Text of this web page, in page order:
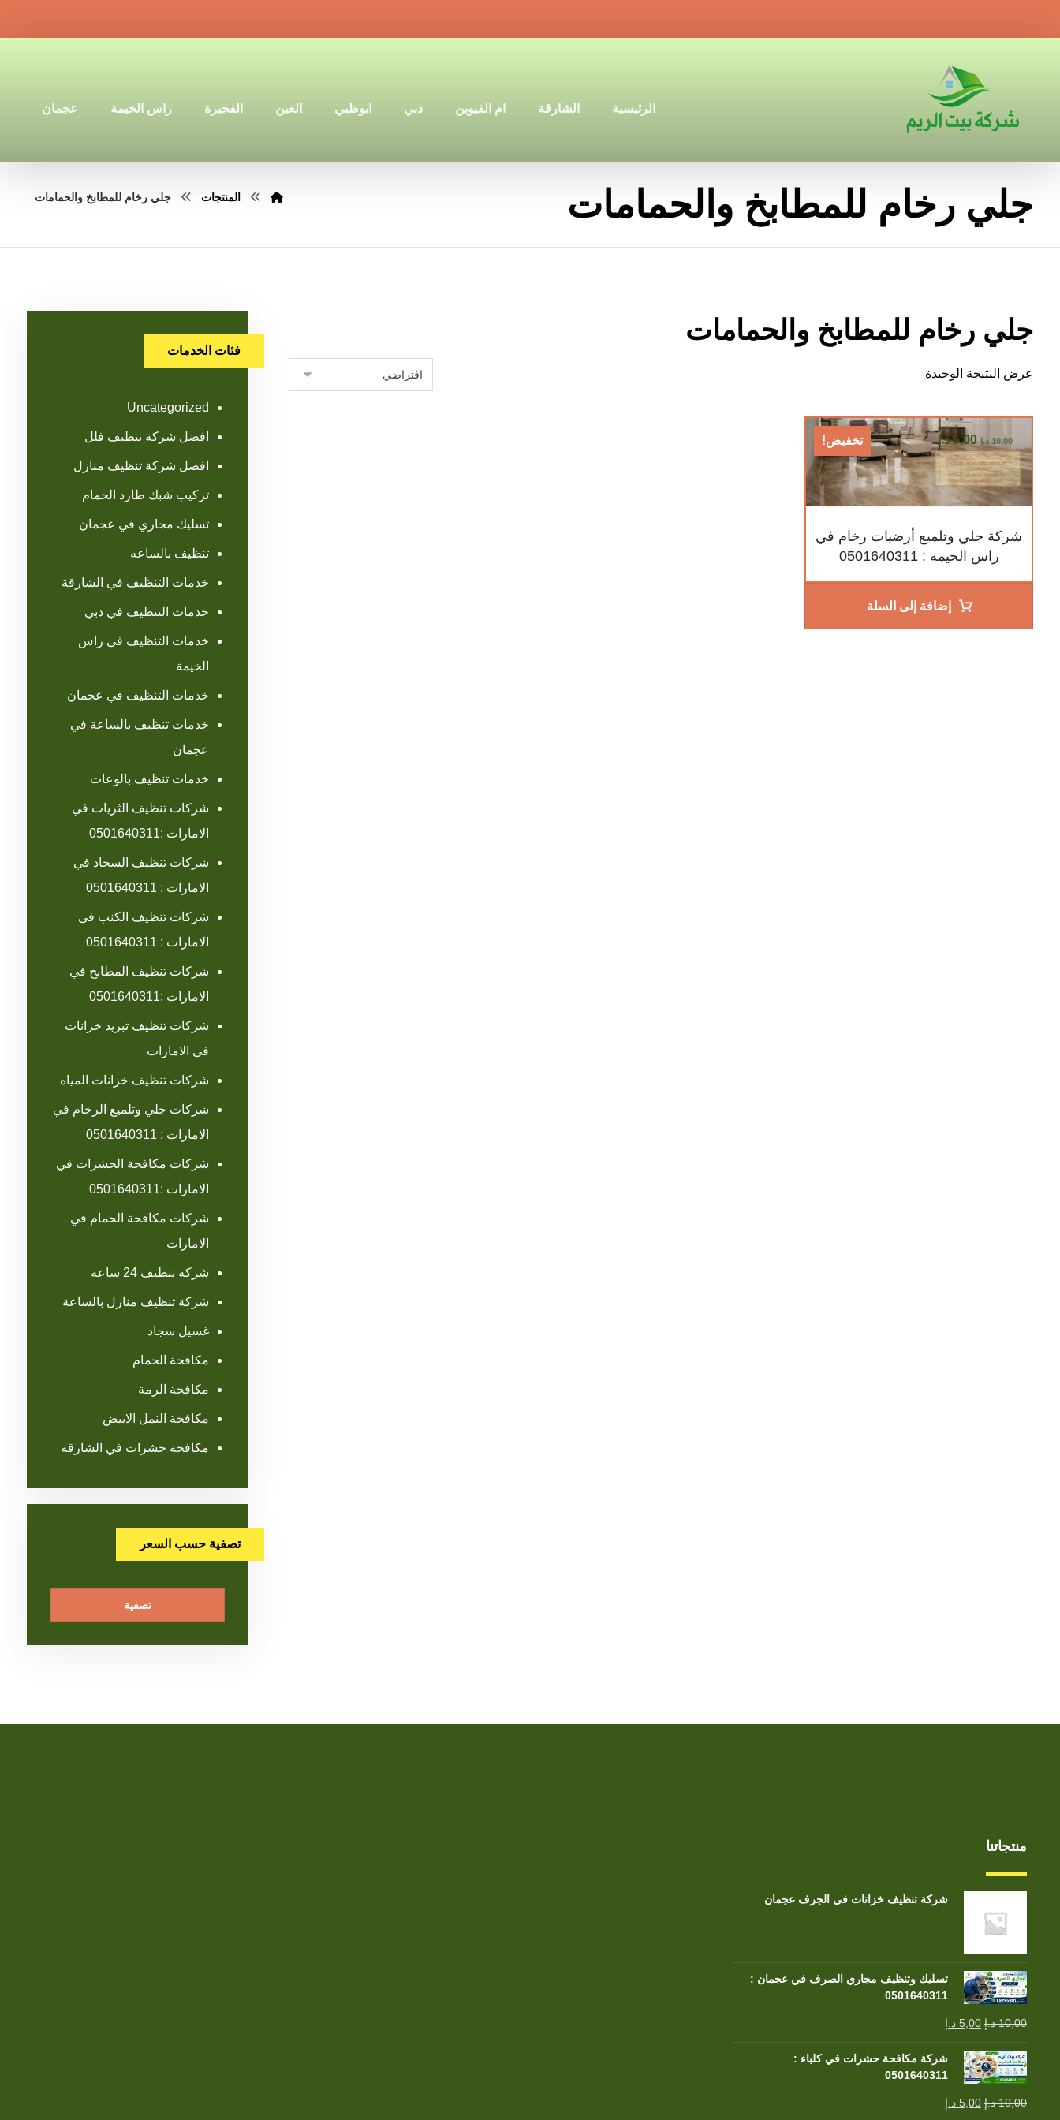
الرئيسية الشارقة ام القيوين دبي ابوظبي العين الفجيرة راس الخيمة عجمان
جلي رخام للمطابخ والحمامات المنتجات جلي رخام للمطابخ والحمامات
جلي رخام للمطابخ والحمامات
عرض النتيجة الوحيدة
تخفيض!
شركة جلي وتلميع أرضيات رخام في
راس الخيمه : 0501640311
10,00 د.إ 5,00 د.إ
إضافة إلى السلة
فئات الخدمات
Uncategorized
افضل شركة تنظيف فلل
افضل شركة تنظيف منازل
تركيب شبك طارد الحمام
تسليك مجاري في عجمان
تنظيف بالساعه
خدمات التنظيف في الشارقة
خدمات التنظيف في دبي
خدمات التنظيف في راس
الخيمة
خدمات التنظيف في عجمان
خدمات تنظيف بالساعة في
عجمان
خدمات تنظيف بالوعات
شركات تنظيف الثريات في
الامارات :0501640311
شركات تنظيف السجاد في
الامارات : 0501640311
شركات تنظيف الكنب في
الامارات : 0501640311
شركات تنظيف المطابخ في
الامارات :0501640311
شركات تنظيف تبريد خزانات
في الامارات
شركات تنظيف خزانات المياه
شركات جلي وتلميع الرخام في
الامارات : 0501640311
شركات مكافحة الحشرات في
الامارات :0501640311
شركات مكافحة الحمام في
الامارات
شركة تنظيف 24 ساعة
شركة تنظيف منازل بالساعة
غسيل سجاد
مكافحة الحمام
مكافحة الرمة
مكافحة النمل الابيض
مكافحة حشرات في الشارقة
تصفية حسب السعر
تصفية
منتجاتنا
شركة تنظيف خزانات في الجرف عجمان
تسليك وتنظيف مجاري الصرف في عجمان :
0501640311
10,00 د.إ 5,00 د.إ
شركة مكافحة حشرات في كلباء :
0501640311
10,00 د.إ 5,00 د.إ